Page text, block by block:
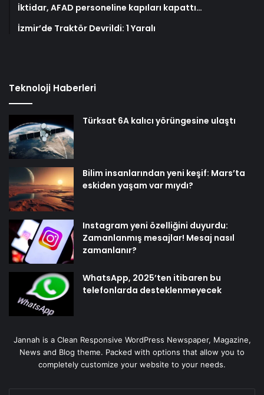
İktidar, AFAD personeline kapıları kapattı…
İzmir’de Traktör Devrildi: 1 Yaralı
Teknoloji Haberleri
Türksat 6A kalıcı yörüngesine ulaştı
Bilim insanlarından yeni keşif: Mars’ta
eskiden yaşam var mıydı?
Instagram yeni özelliğini duyurdu:
Zamanlanmış mesajlar! Mesaj nasıl
zamanlanır?
WhatsApp, 2025’ten itibaren bu
telefonlarda desteklenmeyecek
Jannah is a Clean Responsive WordPress Newspaper, Magazine,
News and Blog theme. Packed with options that allow you to
completely customize your website to your needs.